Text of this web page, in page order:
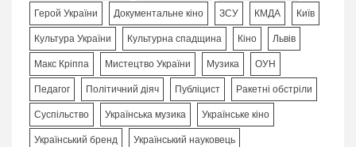
Герой України Документальне кіно ЗСУ КМДА Київ
Культура України Культурна спадщина Кіно Львів
Макс Кріппа Мистецтво України Музика ОУН
Педагог Політичний діяч Публіцист Ракетні обстріли
Суспільство Українська музика Українське кіно
Український бренд Український науковець